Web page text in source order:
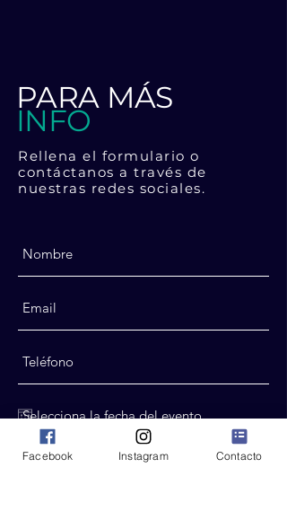
PARA MÁS
INFO
Rellena el formulario o
contáctanos a través de
nuestras redes sociales.
Facebook Instagram Contacto